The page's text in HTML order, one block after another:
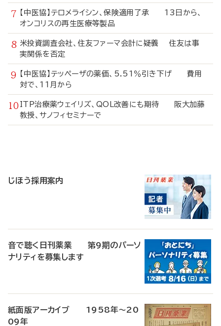
【中医協】テロメライシン、保険適用了承 13日から、
オンコリスの再生医療等製品
米投資調査会社、住友ファーマ会計に疑義 住友は事
実関係を否定
【中医協】テッペーザの薬価、5.51％引き下げ 費用
対で、11月から
ITP治療薬ウェイリズ、QOL改善にも期待 阪大加藤
教授、サノフィセミナーで
じほう採用案内
音で聴く日刊薬業 第9期のパーソ
ナリティを募集します
紙面版アーカイブ 1958年～20
09年